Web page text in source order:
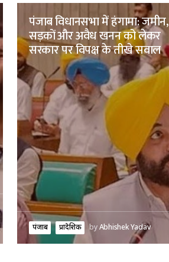
पंजाब विधानसभा में हंगामा: जमीन,
सड़कों और अवैध खनन को लेकर
सरकार पर विपक्ष के तीखे सवाल
पंजाब प्रादेशिक byAbhishek Yadav